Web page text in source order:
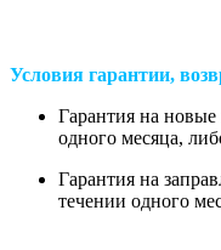
Условия гарантии,
Гарантия на новые
одного месяца,
Гарантия на
течении одного